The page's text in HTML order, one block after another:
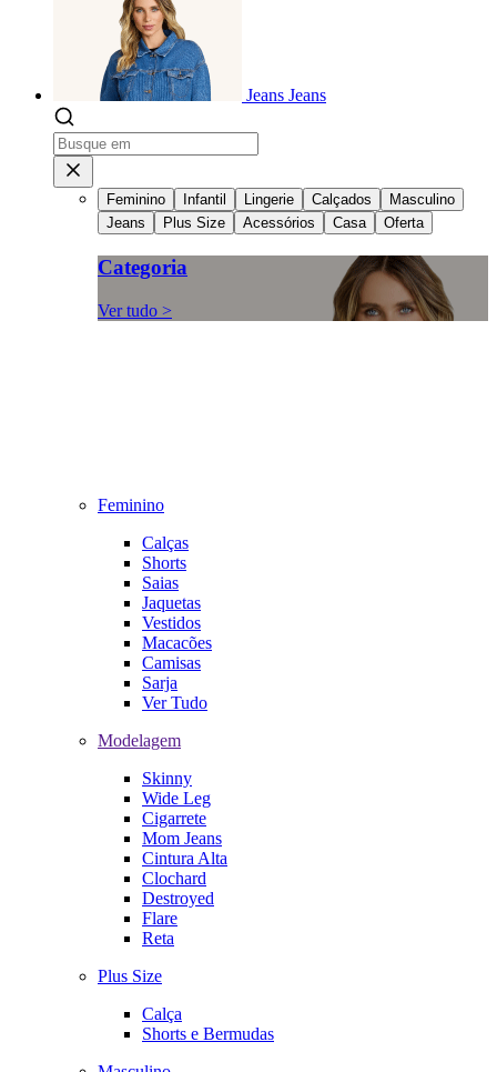
Jeans Jeans
Feminino Infantil Lingerie Calçados
Masculino
Jeans
Plus Size Acessórios Casa Oferta
Categoria
Ver tudo >
Feminino
Calças
Shorts
Saias
Jaquetas
Vestidos
Macacões
Camisas
Sarja
Ver Tudo
Modelagem
Skinny
Wide Leg
Cigarrete
Mom Jeans
Cintura Alta
Clochard
Destroyed
Flare
Reta
Plus Size
Calça
Shorts e Bermudas